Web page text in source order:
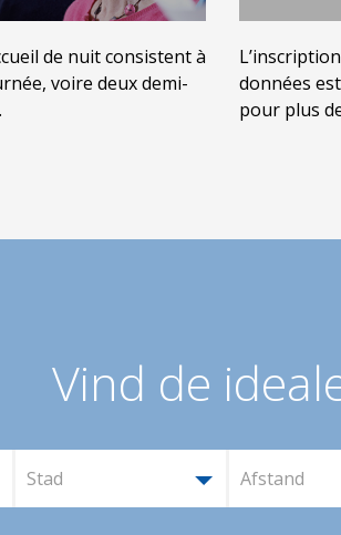
de nuit consistent à
voire deux demi-
données
pour plus
Vind de
Stad Afstand